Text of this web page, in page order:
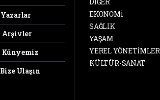
Yazarlar
Arşivler
Künyemiz
Bize Ulaşın
EKONOMİ
SAĞLIK
YAŞAM
YEREL YÖNETİMLER
KÜLTÜR-SANAT